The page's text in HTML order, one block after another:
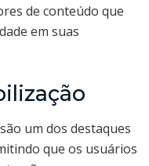
de conteúdo que
em suas
são um dos destaques
que os usuários